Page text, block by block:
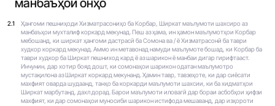
манбаъҳои онҳо
2.1
Ҳангоми пешниҳоди Хизматрасониҳо ба Корбар, Ширкат маълумоти шахсиро аз
манбаъҳои мухталиф коркард мекунад. Пеш аз ҳама, ин ҳамон маълумотҳои Корбар
мебошанд, ки ширкат ҳангоми дастрасӣ ба Сомона ва / ё Хизматрасонӣ ба таври
худкор коркард мекунад. Аммо ин метавонад намуди маълумоте бошад, ки Корбар ба
таври худкор ба Ширкат пешниход кард ё аз шарикон ё манбаи дигар гирифтааст.
Инчунин, дар хотир бояд дошт, ки сомонаҳои шарикон одатан маълумотро
мустақилона аз Ширкат коркард мекунанд. Ҳамин тавр, тавзеҳоте, ки дар сиёсати
махфият оварда шудаанд, танҳо ба коркарди маълумоти шахсии, ки ба хидматҳои
Ширкат марбутанд, дахл дорад. Барои маълумоти иловагӣ дар бораи асбобҳои ҳифзи
махфият, ки дар сомонаҳои муносиби шарикон истифода мешаванд, дар изҳороти